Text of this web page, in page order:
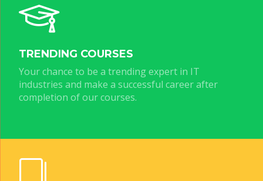
TRENDING COURSES
Your chance to be a trending expert in IT
industries and make a successful career after
completion of our courses.